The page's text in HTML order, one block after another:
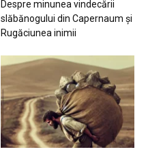
Despre minunea vindecării
slăbănogului din Capernaum și
Rugăciunea inimii